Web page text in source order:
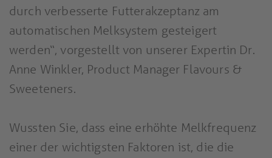
durch verbesserte Futterakzeptanz am
automatischen Melksystem gesteigert
werden“, vorgestellt von unserer Expertin Dr.
Anne Winkler, Product Manager Flavours &
Sweeteners.
Wussten Sie, dass eine erhöhte Melkfrequenz
einer der wichtigsten Faktoren ist, die die